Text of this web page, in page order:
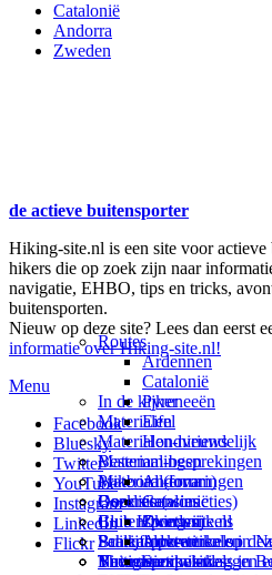
Catalonië
Andorra
Zweden
de actieve buitensporter
Hiking-site.nl is een site voor actieve
hikers die op zoek zijn naar
navigatie, EHBO, tips en tricks,
buitensporten.
Nieuw op deze site? Lees dan eerst
informatie over Hiking-site.nl!
Menu
Facebook
Bluesky
Twitter
YouTube
Instagram
LinkedIn
Flickr
Prikbord (forum)
Goodies (winacties)
Club Hiking-site.nl
Schrijfblok-artikelen
Virtuele exposities
In de kijker
Materialen
Materialen-nieuws
Materiaal-besprekingen
Materiaal-ervaringen
Boekrecensies
Buitensportwinkels
Buitensportwinkels in
Buitensportwinkels in
Navigatie
Routes
Ardennen
Catalonië
Pyreneeën
Eifel
Hondvriendelijk
Bestemmingen
Andorra
Catalonië
Zweden
Paalkamperen
Thema-artikelen
Deze site
Over mij
Adverteren op
Summit-vlaggen